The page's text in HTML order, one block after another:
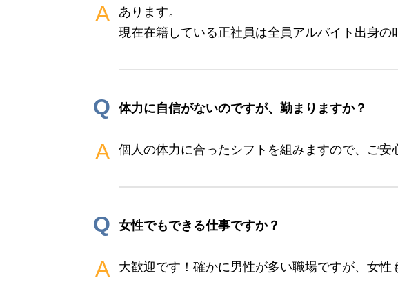
A
あります。
現在在籍している正社員は全員アルバイト出身の
Q 体力に自信がないのですが、勤まりますか？
A 個人の体力に合ったシフトを組みますので、ご安
Q 女性でもできる仕事ですか？
A 大歓迎です！確かに男性が多い職場ですが、女